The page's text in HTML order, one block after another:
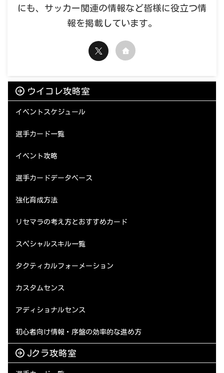
にも、サッカー関連の情報など皆様に役立つ情
報を掲載しています。
ウイコレ攻略室
イベントスケジュール
選手カード一覧
イベント攻略
選手カードデータベース
強化育成方法
リセマラの考え方とおすすめカード
スペシャルスキル一覧
タクティカルフォーメーション
カスタムセンス
アディショナルセンス
初心者向け情報・序盤の効率的な進め方
Jクラ攻略室